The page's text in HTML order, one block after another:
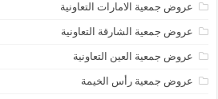
عروض جمعية الامارات التعاونية
عروض جمعية الشارقة التعاونية
عروض جمعية العين التعاونية
عروض جمعية رأس الخيمة